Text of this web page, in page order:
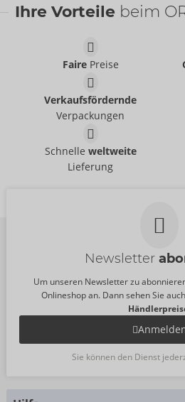
Shirt
44,95 €
Svenjoyment- ORION Brand
21336871711
Pants
- ORION Brand
Ihre Vorteile beim
FairePreise
Verkaufsfördernde
Verpackungen
Schnelle weltweite
Lieferung
Newsletter
Um unseren Newsletter zu
Onlineshop an. Dann sehen Sie
Sie können den Dienst